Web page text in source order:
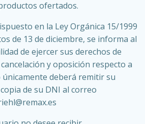
ofertados.
en la Ley Orgánica 15/1999
de 13 de diciembre, se informa al
de ejercer sus derechos de
y oposición respecto a
únicamente deberá remitir su
de su DNI al correo